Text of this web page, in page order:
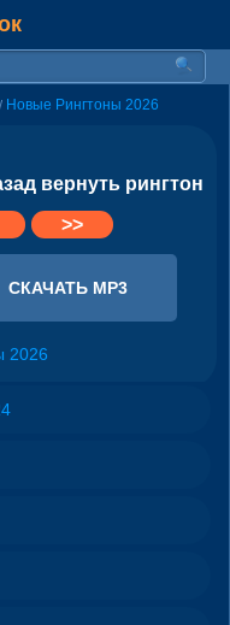
/ Новые Рингтоны 2026
вернуть рингтон
>>
СКАЧАТЬ MP3
2026